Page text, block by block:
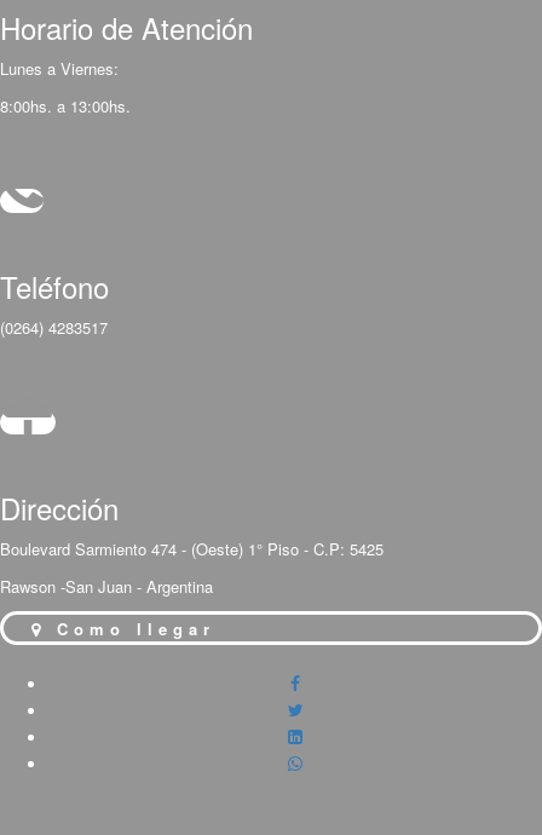
Horario de Atención
Lunes a Viernes:
8:00hs. a 13:00hs.
Teléfono
(0264) 4283517
Dirección
Boulevard Sarmiento 474 - (Oeste) 1° Piso - C.P: 5425
Rawson -San Juan - Argentina
Como llegar